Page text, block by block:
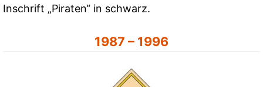
Inschrift „Piraten“ in schwarz.
1987 – 1996